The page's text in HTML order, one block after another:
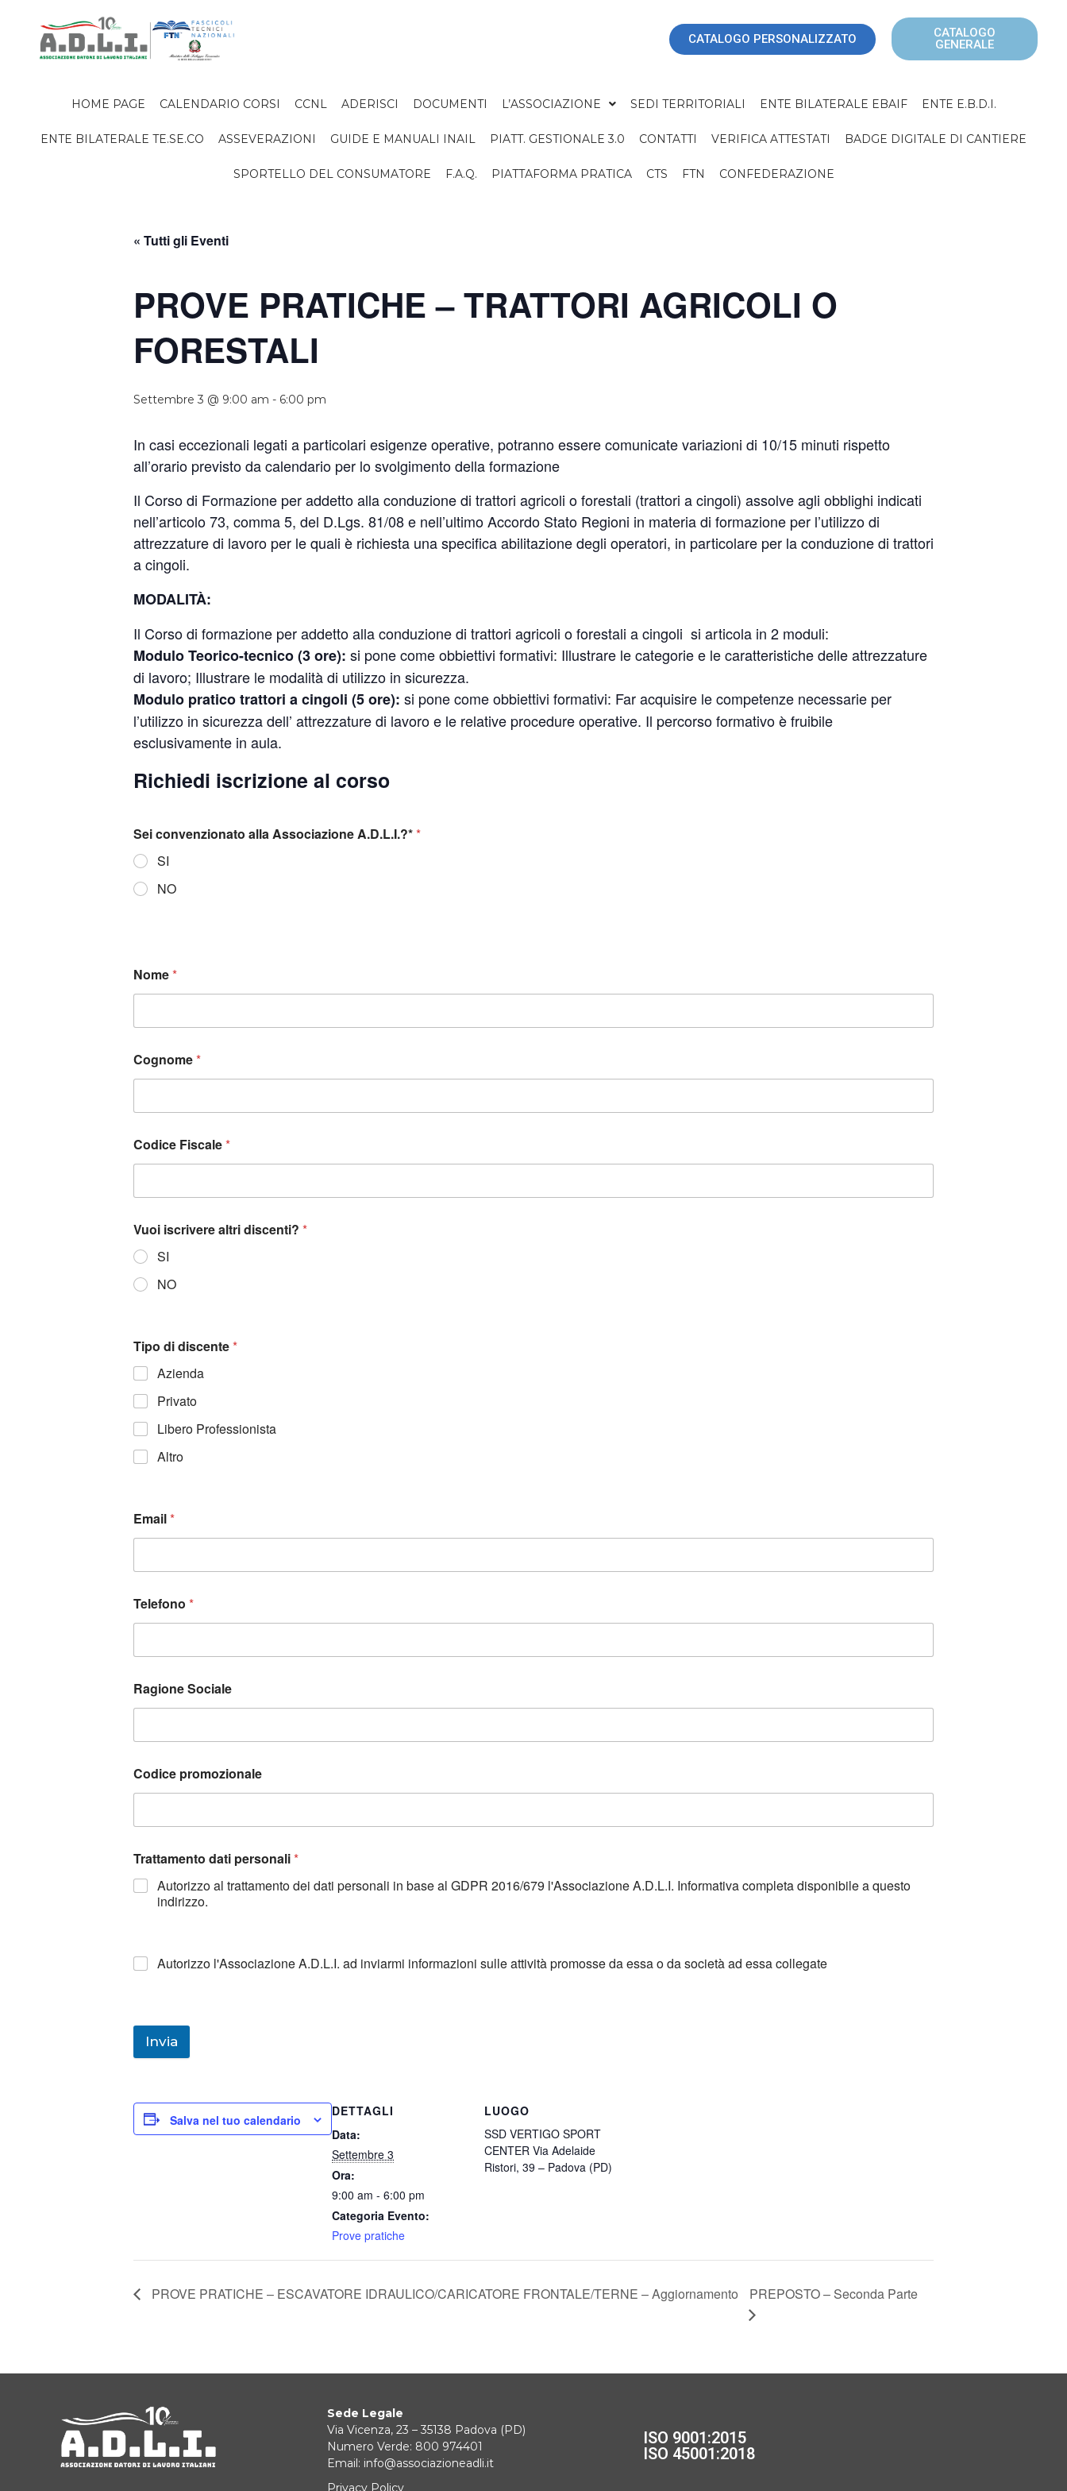
CATALOGO PERSONALIZZATO
CATALOGO
GENERALE
HOME PAGE CALENDARIO CORSI CCNL ADERISCI DOCUMENTI L’ASSOCIAZIONE SEDI TERRITORIALI ENTE BILATERALE EBAIF ENTE E.B.D.I.
ENTE BILATERALE TE.SE.CO ASSEVERAZIONI GUIDE E MANUALI INAIL PIATT. GESTIONALE 3.0 CONTATTI VERIFICA ATTESTATI BADGE DIGITALE DI CANTIERE
SPORTELLO DEL CONSUMATORE F.A.Q. PIATTAFORMA PRATICA CTS FTN CONFEDERAZIONE
« Tutti gli Eventi
PROVE PRATICHE – TRATTORI AGRICOLI O
FORESTALI
Settembre 3 @ 9:00 am - 6:00 pm
In casi eccezionali legati a particolari esigenze operative, potranno essere comunicate variazioni di 10/15 minuti rispetto
all’orario previsto da calendario per lo svolgimento della formazione
Il Corso di Formazione per addetto alla conduzione di trattori agricoli o forestali (trattori a cingoli) assolve agli obblighi indicati
nell’articolo 73, comma 5, del D.Lgs. 81/08 e nell’ultimo Accordo Stato Regioni in materia di formazione per l’utilizzo di
attrezzature di lavoro per le quali è richiesta una specifica abilitazione degli operatori, in particolare per la conduzione di trattori
a cingoli.
MODALITÀ:
Il Corso di formazione per addetto alla conduzione di trattori agricoli o forestali a cingoli si articola in 2 moduli:
Modulo Teorico-tecnico (3 ore): si pone come obbiettivi formativi: Illustrare le categorie e le caratteristiche delle attrezzature
di lavoro; Illustrare le modalità di utilizzo in sicurezza.
Modulo pratico trattori a cingoli (5 ore): si pone come obbiettivi formativi: Far acquisire le competenze necessarie per
l’utilizzo in sicurezza dell’ attrezzature di lavoro e le relative procedure operative. Il percorso formativo è fruibile
esclusivamente in aula.
Richiedi iscrizione al corso
Sei convenzionato alla Associazione A.D.L.I.?**
SI
NO
Nome*
Cognome*
Codice Fiscale*
Vuoi iscrivere altri discenti? *
SI
NO
Tipo di discente*
Azienda
Privato
Libero Professionista
Altro
Email*
Telefono *
Ragione Sociale
Codice promozionale
Trattamento dati personali*
Autorizzo al trattamento dei dati personali in base al GDPR 2016/679 l'Associazione A.D.L.I. Informativa completa disponibile a questo
indirizzo.
Autorizzo l'Associazione A.D.L.I. ad inviarmi informazioni sulle attività promosse da essa o da società ad essa collegate
Invia
Salva nel tuo calendario
DETTAGLI
Data:
Settembre 3
Ora:
9:00 am - 6:00 pm
Categoria Evento:
Prove pratiche
LUOGO
SSD VERTIGO SPORT
CENTER Via Adelaide
Ristori, 39 – Padova (PD)
PROVE PRATICHE – ESCAVATORE IDRAULICO/CARICATORE FRONTALE/TERNE – Aggiornamento PREPOSTO – Seconda Parte
Sede Legale
Via Vicenza, 23 – 35138 Padova (PD)
Numero Verde: 800 974401
Email: info@associazioneadli.it
ISO 9001:2015
ISO 45001:2018